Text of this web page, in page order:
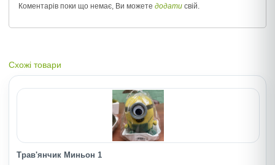
Коментарів поки що немає, Ви можете додати свій.
Схожі товари
Трав'янчик Миньон 1